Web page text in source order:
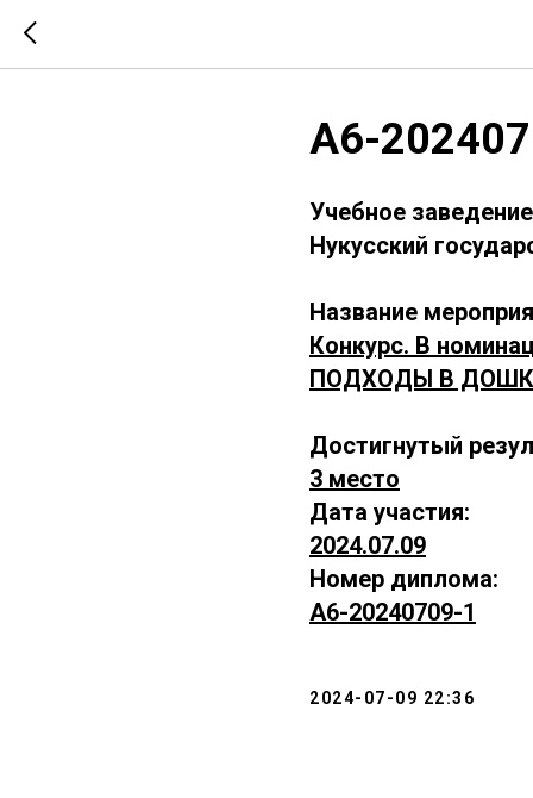
А6-
Учебное
Нукусский
Название
Конкурс. В
ПОДХОДЫ В
Достигнутый
3 место
Дата участия:
2024.07.09
Номер диплома:
А6-20240709-1
2024-07-09 22:36